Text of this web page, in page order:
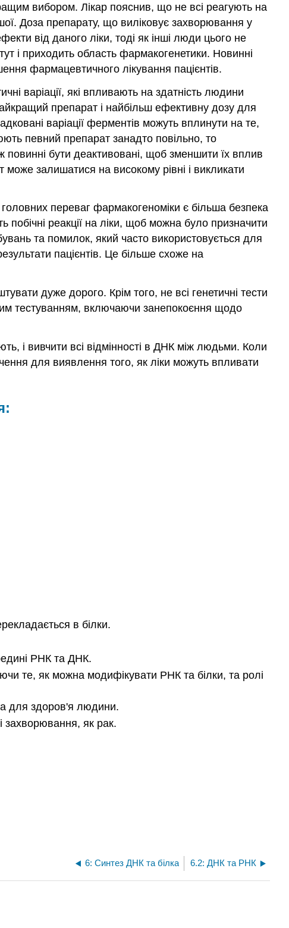
вибором. Лікар пояснив, що не всі реагують на
Доза препарату, що виліковує захворювання у
від даного ліки, тоді як інші люди цього не
і приходить область фармакогенетики. Новинні
фармацевтичного лікування пацієнтів.
варіації, які впливають на здатність людини
препарат і найбільш ефективну дозу для
варіації ферментів можуть вплинути на те,
певний препарат занадто повільно, то
бути деактивовані, щоб зменшити їх вплив
залишатися на високому рівні і викликати
переваг фармакогеноміки є більша безпека
побічні реакції на ліки, щоб можна було призначити
та помилок, який часто використовується для
пацієнтів. Це більше схоже на
дуже дорого. Крім того, не всі генетичні тести
тестуванням, включаючи занепокоєння щодо
і вивчити всі відмінності в ДНК між людьми. Коли
для виявлення того, як ліки можуть впливати
в білки.
РНК та ДНК.
те, як можна модифікувати РНК та білки, та ролі
та для здоров'я людини.
захворювання, як рак.
6: Синтез ДНК та білка 6.2: ДНК та РНК